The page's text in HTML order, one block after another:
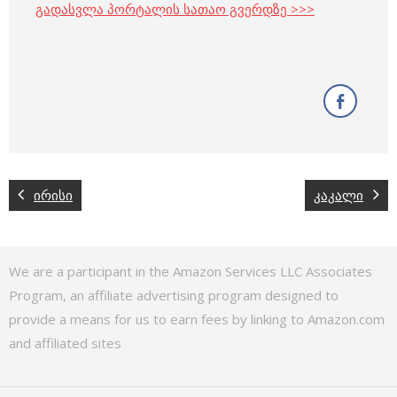
გადასვლა პორტალის სათაო გვერდზე >>>
ირისი კაკალი
We are a participant in the Amazon Services LLC Associates
Program, an affiliate advertising program designed to
provide a means for us to earn fees by linking to Amazon.com
and affiliated sites